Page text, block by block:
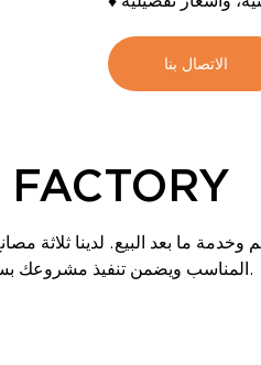
الاتصال بنا
FACTORY
وخدمة ما بعد البيع. لدينا ثلاثة
المناسب ويضمن تنفيذ مشروعك بسلاسة وكفاءة.